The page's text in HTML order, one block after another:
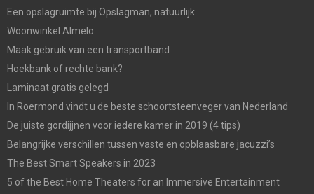
Een opslagruimte bij Opslagman, natuurlijk
Woonwinkel Almelo
Maak gebruik van een transportband
Hoekbank of rechte bank?
Laminaat gratis gelegd
In Roermond vindt u de beste schoortsteenveger van Nederland
De juiste gordijjnen voor iedere kamer in 2019 (4 tips)
Belangrijke verschillen tussen vaste en opblaasbare jacuzzi’s
The Best Smart Speakers in 2023
5 of the Best Home Theaters for an Immersive Entertainment